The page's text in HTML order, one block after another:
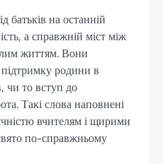
батьків на останній
а справжній міст між
життям. Вони
родини в
чи то вступ до
Такі слова наповнені
вчителям і щирими
по-справжньому